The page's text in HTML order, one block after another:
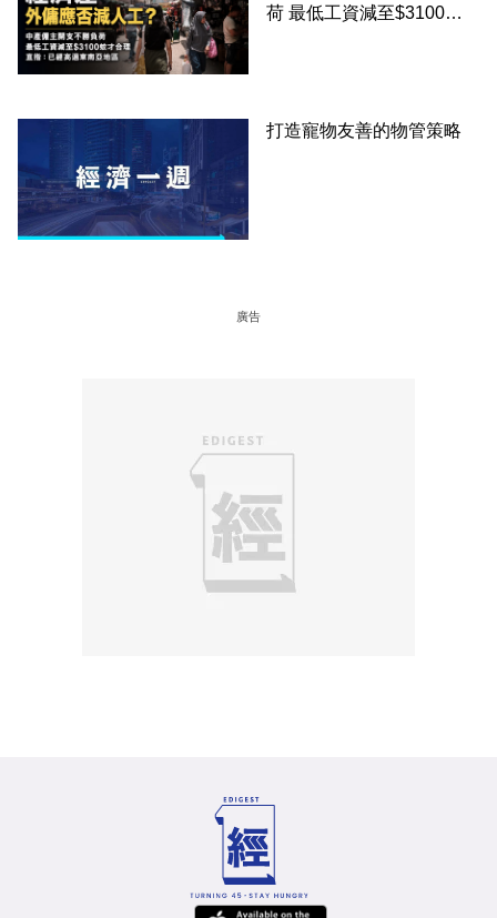
荷 最低工資減至$3100蚊
打造寵物友善的物管策略
廣告